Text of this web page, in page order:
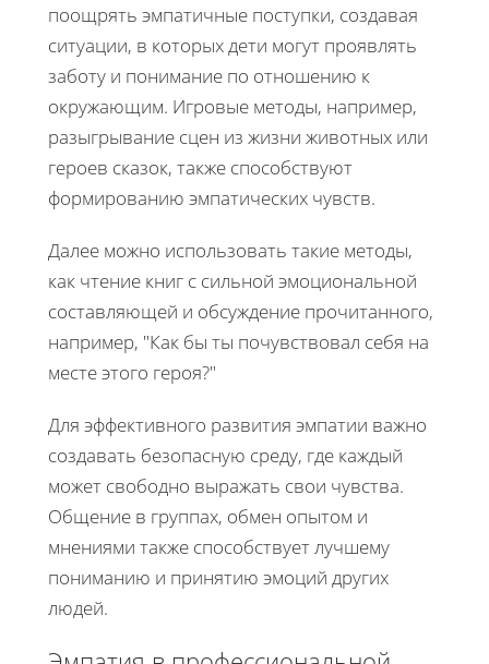
поощрять эмпатичные поступки, создавая
ситуации, в которых дети могут проявлять
заботу и понимание по отношению к
окружающим. Игровые методы, например,
разыгрывание сцен из жизни животных или
героев сказок, также способствуют
формированию эмпатических чувств.
Далее можно использовать такие методы,
как чтение книг с сильной эмоциональной
составляющей и обсуждение прочитанного,
например, "Как бы ты почувствовал себя на
месте этого героя?"
Для эффективного развития эмпатии важно
создавать безопасную среду, где каждый
может свободно выражать свои чувства.
Общение в группах, обмен опытом и
мнениями также способствует лучшему
пониманию и принятию эмоций других
людей.